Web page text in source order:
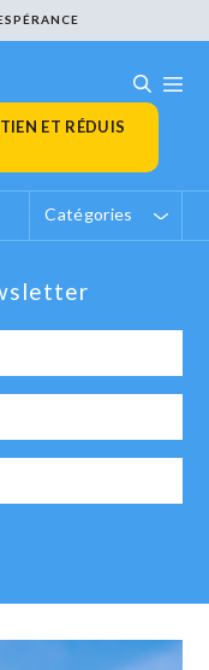
ET RÉDUIS
Catégories